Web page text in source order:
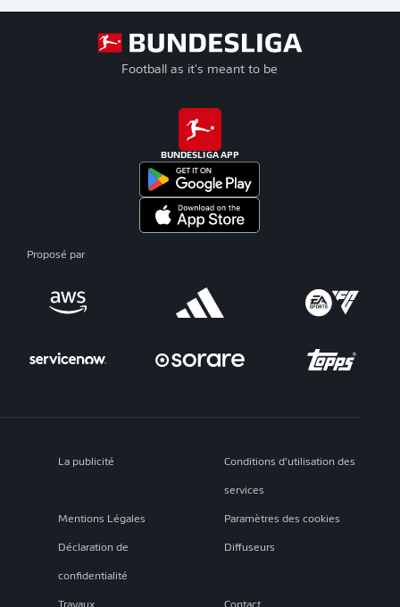
Football as it's meant to be
BUNDESLIGA APP
Proposé par
La publicité Conditions d’utilisation des
services
Mentions Légales Paramètres des cookies
Déclaration de
confidentialité
Diffuseurs